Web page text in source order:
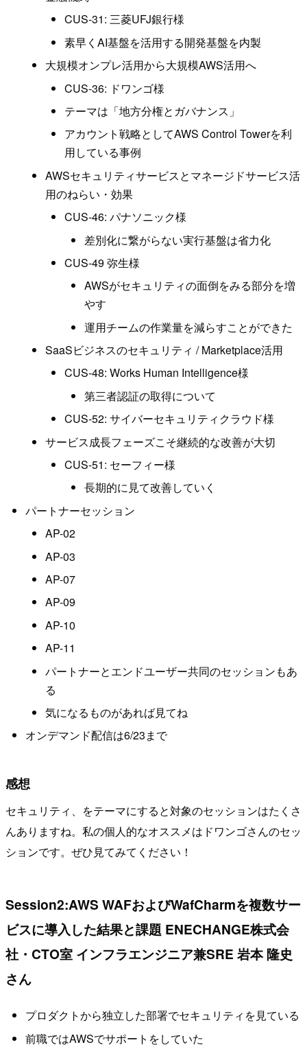
CUS-31: 三菱UFJ銀行様
素早くAI基盤を活用する開発基盤を内製
大規模オンプレ活用から大規模AWS活用へ
CUS-36: ドワンゴ様
テーマは「地方分権とガバナンス」
アカウント戦略としてAWS Control Towerを利
用している事例
AWSセキュリティサービスとマネージドサービス活
用のねらい・効果
CUS-46: パナソニック様
差別化に繋がらない実行基盤は省力化
CUS-49 弥生様
AWSがセキュリティの面倒をみる部分を増
やす
運用チームの作業量を減らすことができた
SaaSビジネスのセキュリティ / Marketplace活用
CUS-48: Works Human Intelligence様
第三者認証の取得について
CUS-52: サイバーセキュリティクラウド様
サービス成長フェーズこそ継続的な改善が大切
CUS-51: セーフィー様
長期的に見て改善していく
パートナーセッション
AP-02
AP-03
AP-07
AP-09
AP-10
AP-11
パートナーとエンドユーザー共同のセッションもあ
る
気になるものがあれば見てね
オンデマンド配信は6/23まで
感想
セキュリティ、をテーマにすると対象のセッションはたくさ
んありますね。私の個人的なオススメはドワンゴさんのセッ
ションです。ぜひ見てみてください！
Session2:AWS WAFおよびWafCharmを複数サー
ビスに導入した結果と課題 ENECHANGE株式会
社・CTO室 インフラエンジニア兼SRE 岩本 隆史
さん
プロダクトから独立した部署でセキュリティを見ている
前職ではAWSでサポートをしていた